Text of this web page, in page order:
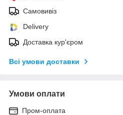
Самовивіз
Delivery
Доставка кур'єром
Всі умови доставки
Умови оплати
Пром-оплата